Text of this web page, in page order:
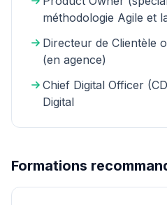
méthodologie Agile et
Directeur de Clientèle
(en agence)
Chief Digital Officer
Digital
Formations